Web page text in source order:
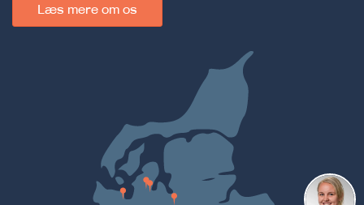
Læs mere om os